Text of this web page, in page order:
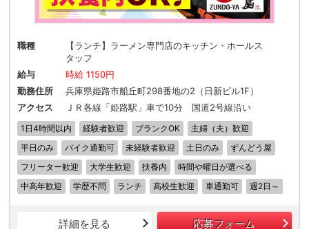
職種
【ランチ】ラーメン専門店のキッチン・ホールス
タッフ
給与
時給 1150円
勤務住所
兵庫県姫路市船丘町298番地の2（日新ビル1F）
アクセス
ＪＲ各線「姫路駅」車で10分 国道2号線沿い
1日4時間以内 経験者歓迎 ブランクOK
主婦（夫）歓迎
平日のみ
バイク通勤可 未経験者歓迎 土日のみ
ずんどう屋
フリーター歓迎
大学生歓迎 扶養内
時間や曜日が選べる
中高年歓迎
学歴不問 ランチ 高校生歓迎 車通勤可 週2日～
詳細を見る 応募フォーム